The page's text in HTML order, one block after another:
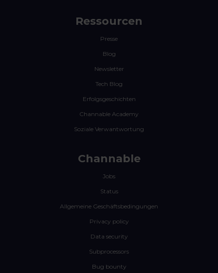
Ressourcen
Presse
Blog
Newsletter
Tech Blog
Erfolgsgeschichten
Channable Academy
Soziale Verwantwortung
Channable
Jobs
Status
Allgemeine Geschäftsbedingungen
Privacy policy
Data security
Subprocessors
Bug bounty